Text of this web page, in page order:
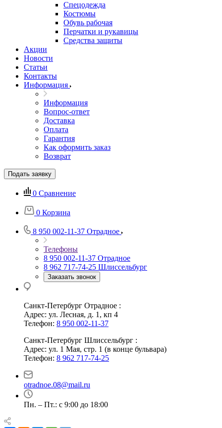
Спецодежда
Костюмы
Обувь рабочая
Перчатки и рукавицы
Средства защиты
Акции
Новости
Статьи
Контакты
Информация
Информация
Вопрос-ответ
Доставка
Оплата
Гарантия
Как оформить заказ
Возврат
Подать заявку
0 Сравнение
0 Корзина
8 950 002-11-37 Отрадное
Телефоны
8 950 002-11-37 Отрадное
8 962 717-74-25 Шлиссельбург
Заказать звонок
Санкт-Петербург Отрадное :
Адрес: ул. Лесная, д. 1, кп 4
Телефон: 8 950 002-11-37
Санкт-Петербург Шлиссельбург :
Адрес: ул. 1 Мая, стр. 1 (в конце бульвара)
Телефон: 8 962 717-74-25
otradnoe.08@mail.ru
Пн. – Пт.: с 9:00 до 18:00